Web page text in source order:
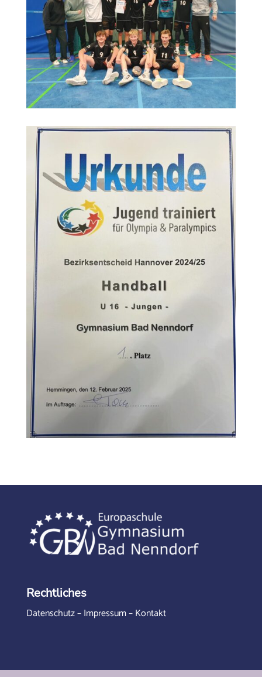
Rechtliches
Datenschutz–Impressum–Kontakt